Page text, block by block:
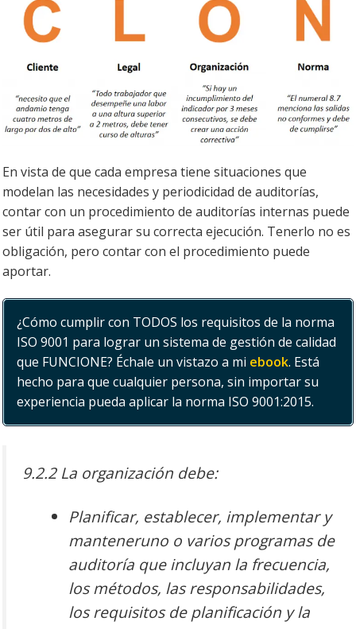
En vista de que cada empresa tiene situaciones que
modelan las necesidades y periodicidad de auditorías,
contar con un procedimiento de auditorías internas puede
ser útil para asegurar su correcta ejecución. Tenerlo no es
obligación, pero contar con el procedimiento puede
aportar.
¿Cómo cumplir con TODOS los requisitos de la norma
ISO 9001 para lograr un sistema de gestión de calidad
que FUNCIONE? Échale un vistazo a mi ebook. Está
hecho para que cualquier persona, sin importar su
experiencia pueda aplicar la norma ISO 9001:2015.
9.2.2 La organización debe:
Planificar, establecer, implementar y
manteneruno o varios programasde
auditoría queincluyan la frecuencia,
los métodos, las responsabilidades,
los requisitos de planificación y la